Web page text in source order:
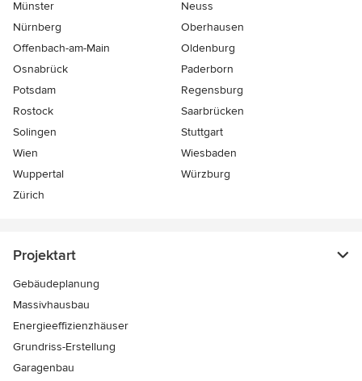
Münster
Neuss
Nürnberg
Oberhausen
Offenbach-am-Main
Oldenburg
Osnabrück
Paderborn
Potsdam
Regensburg
Rostock
Saarbrücken
Solingen
Stuttgart
Wien
Wiesbaden
Wuppertal
Würzburg
Zürich
Projektart
Gebäudeplanung
Massivhausbau
Energieeffizienzhäuser
Grundriss-Erstellung
Garagenbau